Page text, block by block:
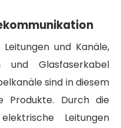
und Kanäle,
und Glasfaserkabel
sind in diesem
Produkte. Durch die
Leitungen